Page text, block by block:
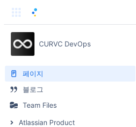
CURVC DevOps
페이지
블로그
Team Files
Atlassian Product